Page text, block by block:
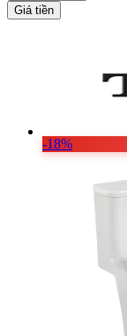
Giá tiền
-18%